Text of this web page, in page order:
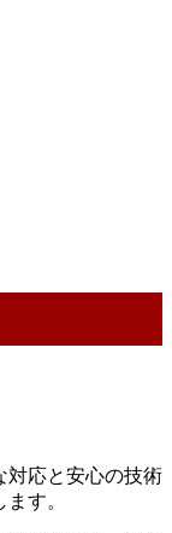
対応と安心の技術
す。